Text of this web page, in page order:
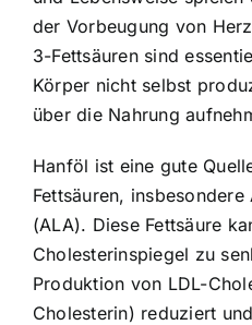
der Vorbeugung von
3-Fettsäuren sind
Körper nicht selbst
über die Nahrung
Hanföl ist eine gute
Fettsäuren,
(ALA). Diese Fettsäure
Cholesterinspiegel zu
Produktion von LDL-
Cholesterin) reduziert